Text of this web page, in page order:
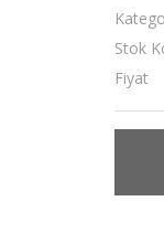
Stok
Fiyat